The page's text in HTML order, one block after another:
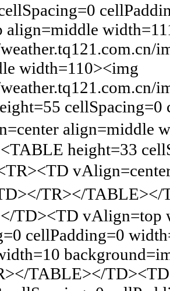
width=110><img
height=33
TR></
TD><TD vAlign=top
cellPadding=0
TABLE></